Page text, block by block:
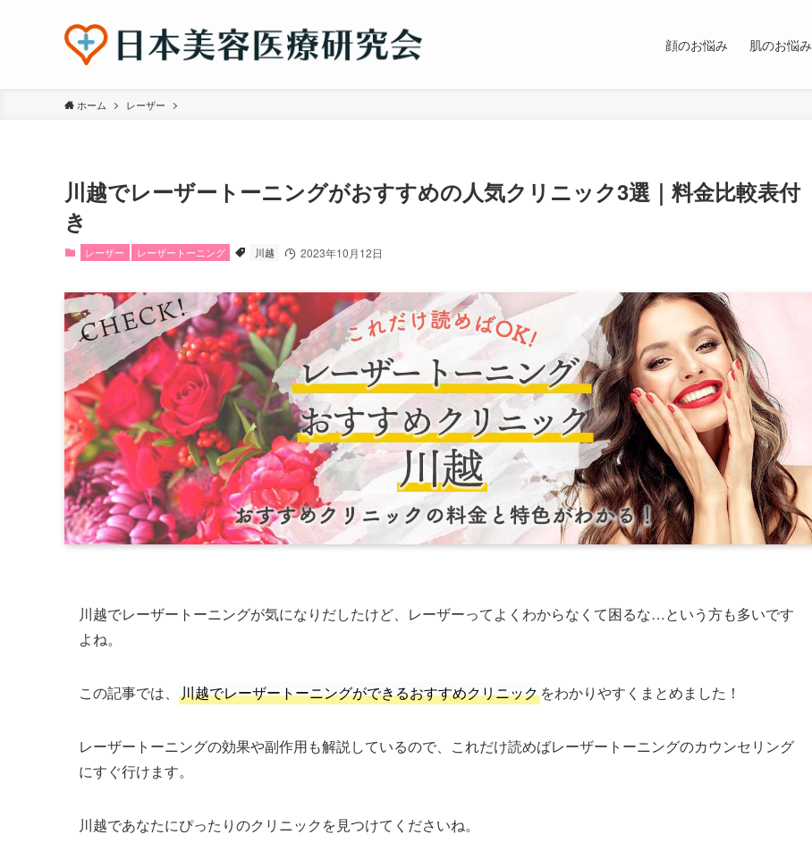
顔のお悩み 肌のお悩み
ホーム レーザー
川越でレーザートーニングがおすすめの人気クリニック3選｜料金比較表付
き
レーザー レーザートーニング 川越 2023年10月12日
川越でレーザートーニングが気になりだしたけど、レーザーってよくわからなくて困るな…という方も多いです
よね。
この記事では、 川越でレーザートーニングができるおすすめクリニックをわかりやすくまとめました！
レーザートーニングの効果や副作用も解説しているので、これだけ読めばレーザートーニングのカウンセリング
にすぐ行けます。
川越であなたにぴったりのクリニックを見つけてくださいね。